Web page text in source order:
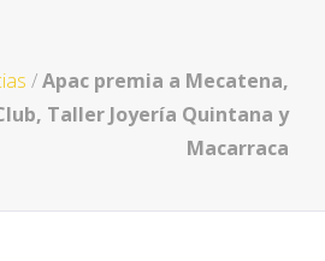
/Apac premia a Mecatena,
Taller Joyería Quintana y
Macarraca